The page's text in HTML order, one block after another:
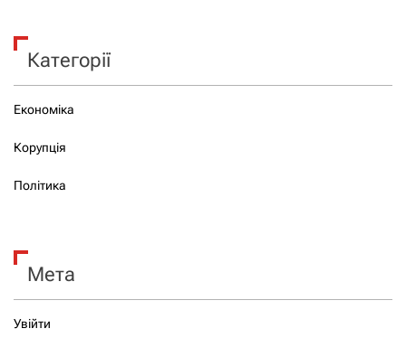
Категорії
Економіка
Корупція
Політика
Мета
Увійти